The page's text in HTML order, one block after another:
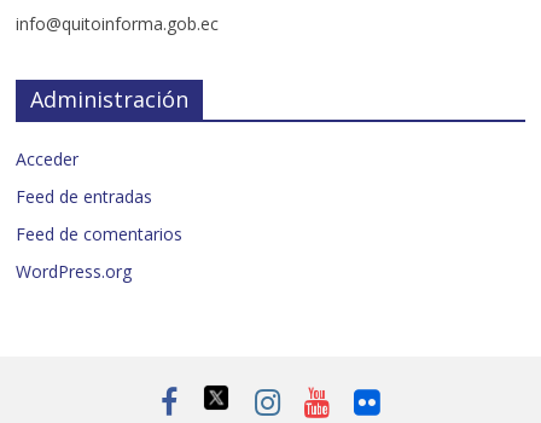
info@quitoinforma.gob.ec
Administración
Acceder
Feed de entradas
Feed de comentarios
WordPress.org